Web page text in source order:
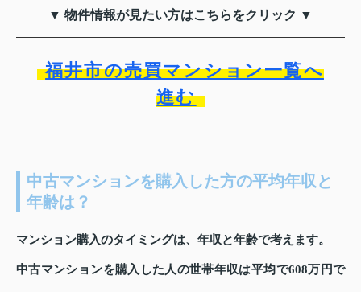
▼ 物件情報が見たい方はこちらをクリック ▼
福井市の売買マンション一覧へ
進む
中古マンションを購入した方の平均年収と
年齢は？
マンション購入のタイミングは、年収と年齢で考えます。
中古マンションを購入した人の世帯年収は平均で608万円で